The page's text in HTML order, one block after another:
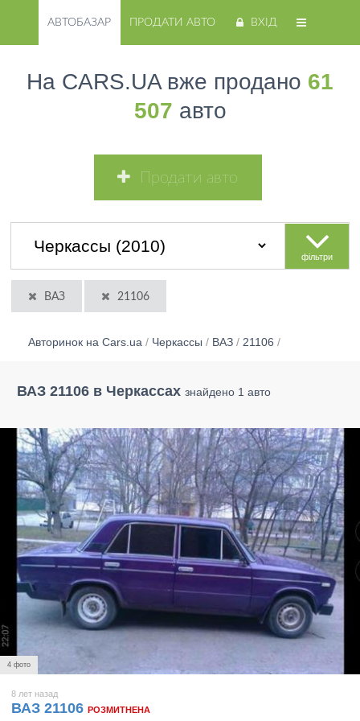
АВТОБАЗАР ПРОДАТИ АВТО ВХІД
На CARS.UA вже продано 61
507 авто
Продати авто
фільтри
ВАЗ 21106
Авторинок на Cars.ua / Черкассы / ВАЗ / 21106 /
ВАЗ 21106 в Черкассах знайдено 1 авто
4 фото
8 лет назад
ВАЗ 21106 РОЗМИТНЕНА